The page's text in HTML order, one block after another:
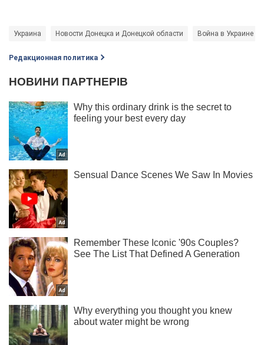
Украина Новости Донецка и Донецкой области Война в Украине
Редакционная политика